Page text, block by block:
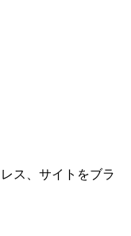
ス、サイトをブラ